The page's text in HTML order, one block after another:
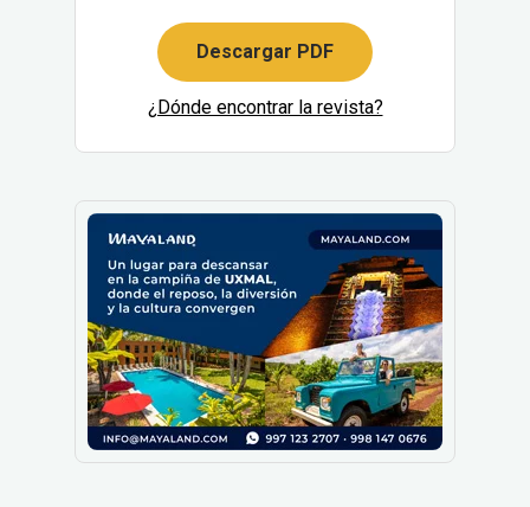
Descargar PDF
¿Dónde encontrar la revista?